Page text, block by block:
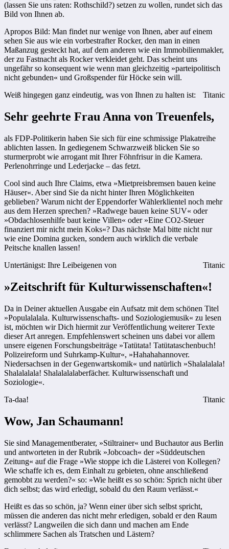
(lassen Sie uns raten: Rothschild?) setzen zu wollen, rundet sich das
Bild von Ihnen ab.
Apropos Bild: Man findet nur wenige von Ihnen, aber auf einem
sehen Sie aus wie ein vorbestrafter Rocker, den man in einen
Maßanzug gesteckt hat, auf dem anderen wie ein Immobilienmakler,
der zu Fastnacht als Rocker verkleidet geht. Das scheint uns
ungefähr so konsequent wie wenn man gleichzeitig »parteipolitisch
nicht gebunden« und Großspender für Höcke sein will.
Weiß hingegen ganz eindeutig, was von Ihnen zu halten ist:
Titanic
Sehr geehrte Frau Anna von Treuenfels,
als FDP-Politikerin haben Sie sich für eine schmissige Plakatreihe
ablichten lassen. In gediegenem Schwarzweiß blicken Sie so
sturmerprobt wie arrogant mit Ihrer Föhnfrisur in die Kamera.
Perlenohrringe und Lederjacke – das fetzt.
Cool sind auch Ihre Claims, etwa »Mietpreisbremsen bauen keine
Häuser«. Aber sind Sie da nicht hinter Ihren Möglichkeiten
geblieben? Warum nicht der Eppendorfer Wählerklientel noch mehr
aus dem Herzen sprechen? »Radwege bauen keine SUV« oder
»Obdachlosenhilfe baut keine Villen« oder »Eine CO2-Steuer
finanziert mir nicht mein Koks«? Das nächste Mal bitte nicht nur
wie eine Domina gucken, sondern auch wirklich die verbale
Peitsche knallen lassen!
Untertänigst: Ihre Leibeigenen von
Titanic
»Zeitschrift für Kulturwissenschaften«!
Da in Deiner aktuellen Ausgabe ein Aufsatz mit dem schönen Titel
»Populalalala. Kulturwissenschafts- und Soziologiemusik« zu lesen
ist, möchten wir Dich hiermit zur Veröffentlichung weiterer Texte
dieser Art anregen. Empfehlenswert scheinen uns dabei vor allem
unsere eigenen Forschungsbeiträge »Tatütata! Tatütataschenbuch!
Polizeireform und Suhrkamp-Kultur«, »Hahahahannover.
Niedersachsen in der Gegenwartskomik« und natürlich »Shalalalala!
Shalalalala! Shalalalalaberfächer. Kulturwissenschaft und
Soziologie«.
Ta-daa!
Titanic
Wow, Jan Schaumann!
Sie sind Managementberater, »Stiltrainer« und Buchautor aus Berlin
und antworteten in der Rubrik »Jobcoach« der »Süddeutschen
Zeitung« auf die Frage »Wie stoppe ich die Lästerei von Kollegen?
Wie schaffe ich es, dem Einhalt zu gebieten, ohne anschließend
gemobbt zu werden?« so: »Wie heißt es so schön: Sprich nicht über
dich selbst; das wird erledigt, sobald du den Raum verlässt.«
Heißt es das so schön, ja? Wenn einer über sich selbst spricht,
müssen die anderen das nicht mehr erledigen, sobald er den Raum
verlässt? Langweilen die sich dann und machen am Ende
schlimmere Sachen als Tratschen und Lästern?